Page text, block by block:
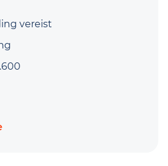
vereist